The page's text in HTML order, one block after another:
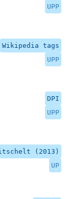
UPP
Wikipedia tags
UPP
DPI
UPP
(2013)
UP